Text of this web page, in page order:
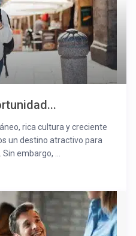
rica cultura y creciente
un destino atractivo para
embargo, ...